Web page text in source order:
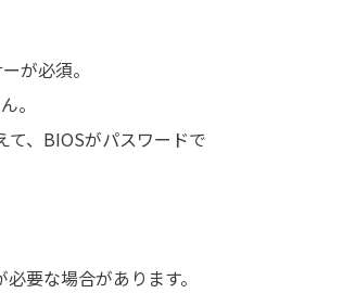
が必須。
。
て、BIOSがパスワードで
要な場合があります。